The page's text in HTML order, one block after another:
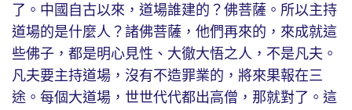
了。中國自古以來，道場誰建的？佛菩薩。所以主持
道場的是什麼人？諸佛菩薩，他們再來的，來成就這
些佛子，都是明心見性、大徹大悟之人，不是凡夫。
凡夫要主持道場，沒有不造罪業的，將來果報在三
途。每個大道場，世世代代都出高僧，那就對了。這